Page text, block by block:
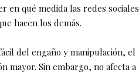
en qué medida las redes sociales
hacen los demás.
del engaño y manipulación, el
mayor. Sin embargo, no afecta a